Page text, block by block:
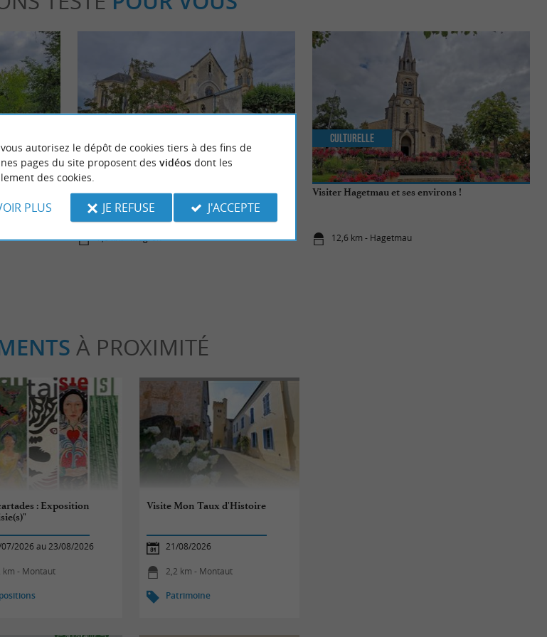
Visitez le village de Mugron et l’une des plus
belles charpentes de France !
7,6 km - Mugron
Visiter Hagetmau et ses environs !
12,6 km - Hagetmau
Culturelle
À PROXIMITÉ
: Exposition
2026 au 23/08/2026
km - Montaut
Visite Mon Taux d'Histoire
21/08/2026
2,2 km - Montaut
Patrimoine
autorisez le dépôt de cookies tiers à des fins de
pages du site proposent des vidéosdont les
des cookies.
PLUS JE REFUSE J'ACCEPTE